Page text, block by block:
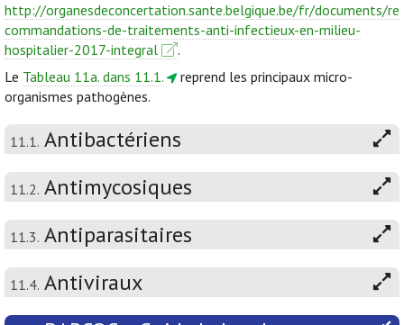
http://organesdeconcertation.sante.belgique.be/fr/documents/re
commandations-de-traitements-anti-infectieux-en-milieu-
hospitalier-2017-integral
.
Le Tableau 11a. dans 11.1.
reprend les principaux micro-
organismes pathogènes.
11.1. Antibactériens
11.2. Antimycosiques
11.3. Antiparasitaires
11.4. Antiviraux